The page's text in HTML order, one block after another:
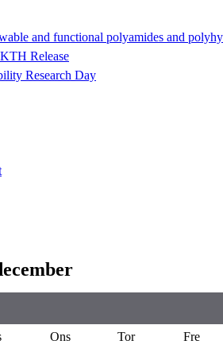
and functional polyamides and
Release
Research Day
Ons Tor Fre